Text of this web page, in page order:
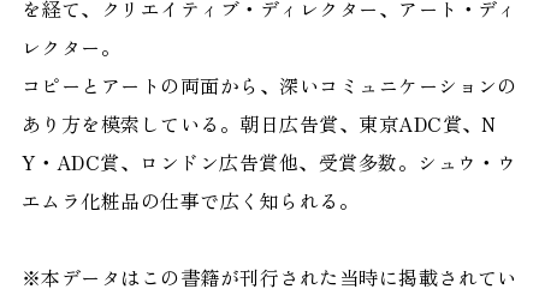
を経て、クリエイティブ・ディレクター、アート・ディ
レクター。
コピーとアートの両面から、深いコミュニケーションの
あり方を模索している。朝日広告賞、東京ADC賞、N
Y・ADC賞、ロンドン広告賞他、受賞多数。シュウ・ウ
エムラ化粧品の仕事で広く知られる。
※本データはこの書籍が刊行された当時に掲載されてい